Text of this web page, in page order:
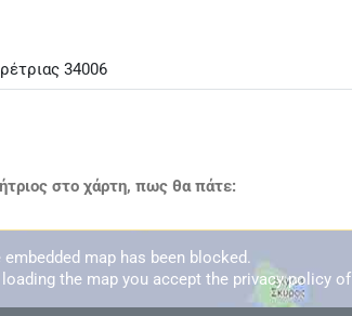
34006
στο χάρτη, πως θα πάτε:
map has been blocked.
the map you accept the privacy policy of